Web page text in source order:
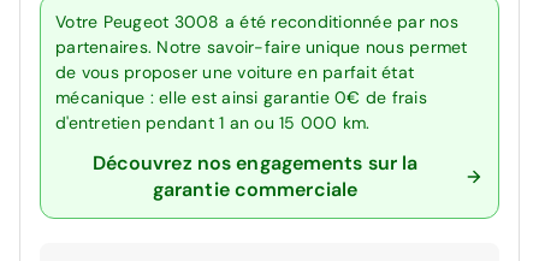
Votre Peugeot 3008 a été reconditionnée par nos
partenaires. Notre savoir-faire unique nous permet
de vous proposer une voiture en parfait état
mécanique : elle est ainsi garantie 0€ de frais
d'entretien pendant 1 an ou 15 000 km.
Découvrez nos engagements sur la
garantie commerciale